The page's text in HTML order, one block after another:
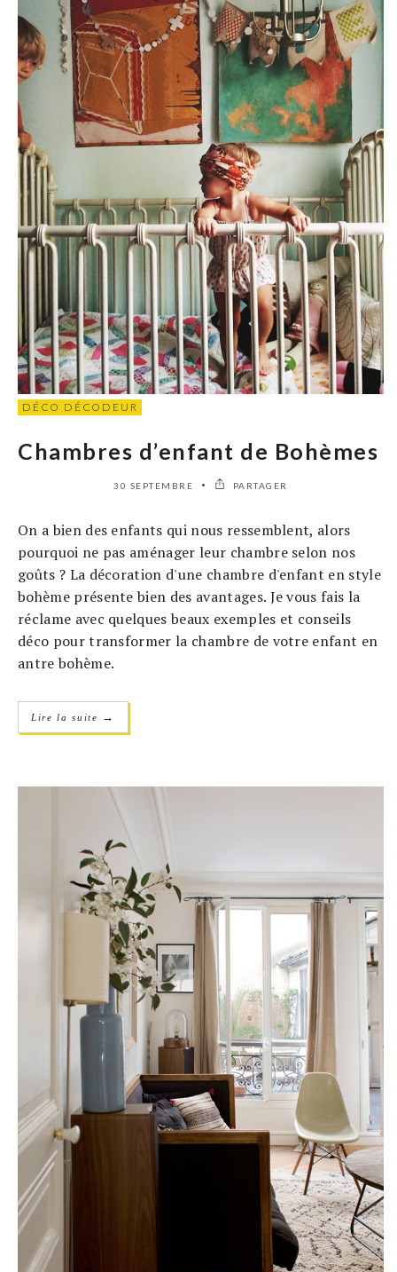
DÉCO DÉCODEUR
Chambres d’enfant de Bohèmes
30 SEPTEMBRE PARTAGER
On a bien des enfants qui nous ressemblent, alors
pourquoi ne pas aménager leur chambre selon nos
goûts ? La décoration d'une chambre d'enfant en style
bohème présente bien des avantages. Je vous fais la
réclame avec quelques beaux exemples et conseils
déco pour transformer la chambre de votre enfant en
antre bohème.
Lire la suite →